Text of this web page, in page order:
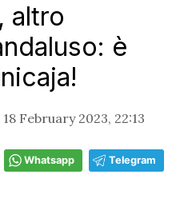
altro
è
18 February 2023, 22:13
Whatsapp Telegram